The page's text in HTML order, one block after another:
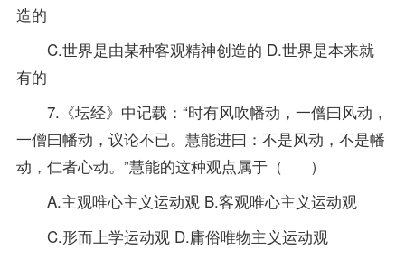
造的
C.世界是由某种客观精神创造的 D.世界是本来就
有的
7.《坛经》中记载：“时有风吹幡动，一僧曰风动，
一僧曰幡动，议论不已。慧能进曰：不是风动，不是幡
动，仁者心动。”慧能的这种观点属于（ ）
A.主观唯心主义运动观 B.客观唯心主义运动观
C.形而上学运动观 D.庸俗唯物主义运动观